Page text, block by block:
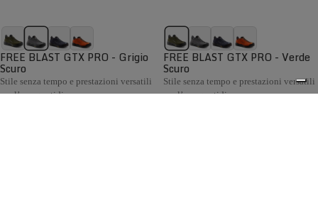
FREE BLAST GTX PRO - Grigio
Scuro
Stile senza tempo e prestazioni versatili
per l’uso quotidiano
FREE BLAST GTX PRO - Verde
Scuro
Stile senza tempo e prestazioni versatili
per l’uso quotidiano